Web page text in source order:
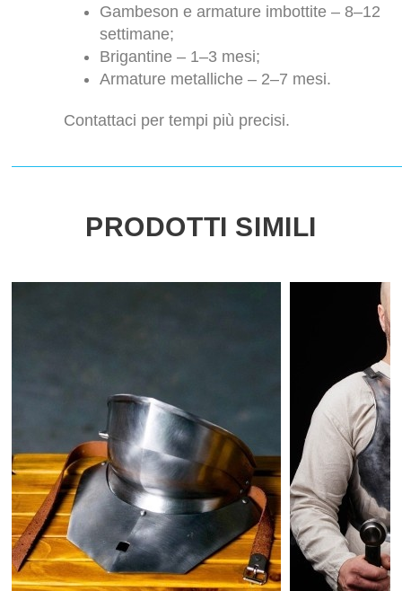
Gambeson e armature imbottite – 8–12
settimane;
Brigantine – 1–3 mesi;
Armature metalliche – 2–7 mesi.
Contattaci per tempi più precisi.
PRODOTTI SIMILI